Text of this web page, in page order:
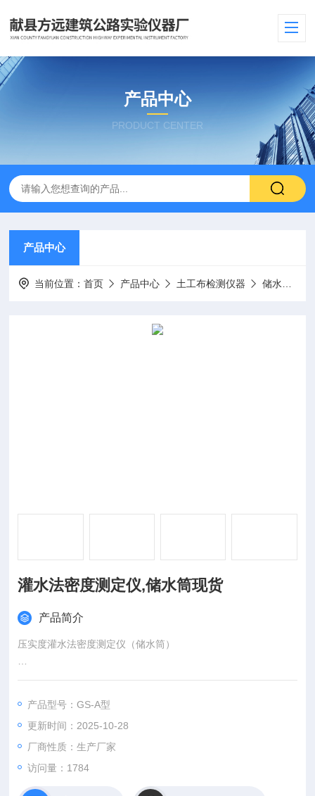
产品中心
PRODUCT CENTER
产品中心
当前位置：首页 产品中心 土工布检测仪器 储水筒
灌水法密度测定仪,储水筒现货
产品简介
压实度灌水法密度测定仪（储水筒）
灌水法密度测定仪,储水筒现货
入水的体积，计算出试筒内材料的比重，从而计算出压实度值。
符合标准：JTG E40-2007《公路土工试验规程》中的T0110-19
93标准
产品型号：GS-A型
更新时间：2025-10-28
厂商性质：生产厂家
访问量：1784